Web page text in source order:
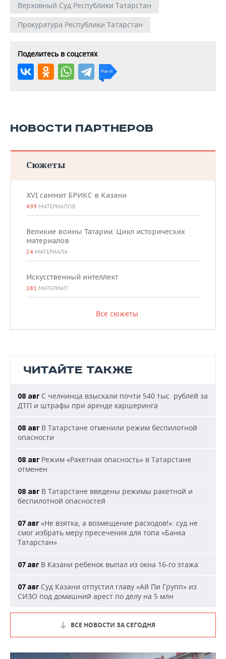
Верховный Суд Республики Татарстан
Прокуратура Республики Татарстан
Поделитесь в соцсетях
НОВОСТИ ПАРТНЕРОВ
Сюжеты
XVI саммит БРИКС в Казани
499 МАТЕРИАЛОВ
Великие воины Татарии. Цикл исторических
материалов
24 МАТЕРИАЛА
Искусственный интеллект
181 МАТЕРИАЛ
Все сюжеты
ЧИТАЙТЕ ТАКЖЕ
08 авг С челнинца взыскали почти 540 тыс. рублей за
ДТП и штрафы при аренде каршеринга
08 авг В Татарстане отменили режим беспилотной
опасности
08 авг Режим «Ракетная опасность» в Татарстане
отменен
08 авг В Татарстане введены режимы ракетной и
беспилотной опасностей
07 авг «Не взятка, а возмещение расходов!»: суд не
смог избрать меру пресечения для топа «Банка
Татарстан»
07 авг В Казани ребенок выпал из окна 16-го этажа
07 авг Суд Казани отпустил главу «Ай Пи Групп» из
СИЗО под домашний арест по делу на 5 млн
ВСЕ НОВОСТИ ЗА СЕГОДНЯ